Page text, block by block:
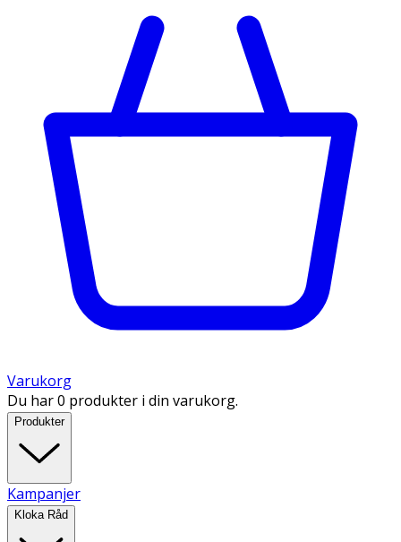
Varukorg
Du har 0 produkter i din varukorg.
Produkter
Kampanjer
Kloka Råd